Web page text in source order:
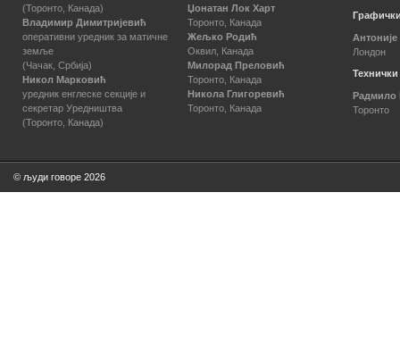
(Торонто, Канада)
Владимир Димитријевић
оперативни уредник за матичне
земље
(Чачак, Србија)
Никол Марковић
уредник енглеске секције и
секретар Уредништва
(Торонто, Канада)
Џонатан Лок Харт
Торонто, Канада
Жељко Родић
Оквил, Канада
Милорад Преловић
Торонто, Канада
Никола Глигоревић
Торонто, Канада
Лондон
Торонто
© људи говоре 2026